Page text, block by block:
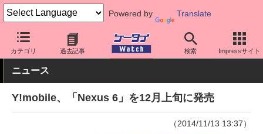
Powered by Translate
カテゴリ 過去記事 検索 Impressサイト
ケータイ Watch キャリア ワイモバイル Nexus
ニュース
Y!mobile、「Nexus 6」を12月上旬に発売
（2014/11/13 13:37）